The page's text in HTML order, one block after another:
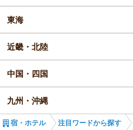
東海
近畿・北陸
中国・四国
九州・沖縄
宿・ホテル 注目ワードから探す